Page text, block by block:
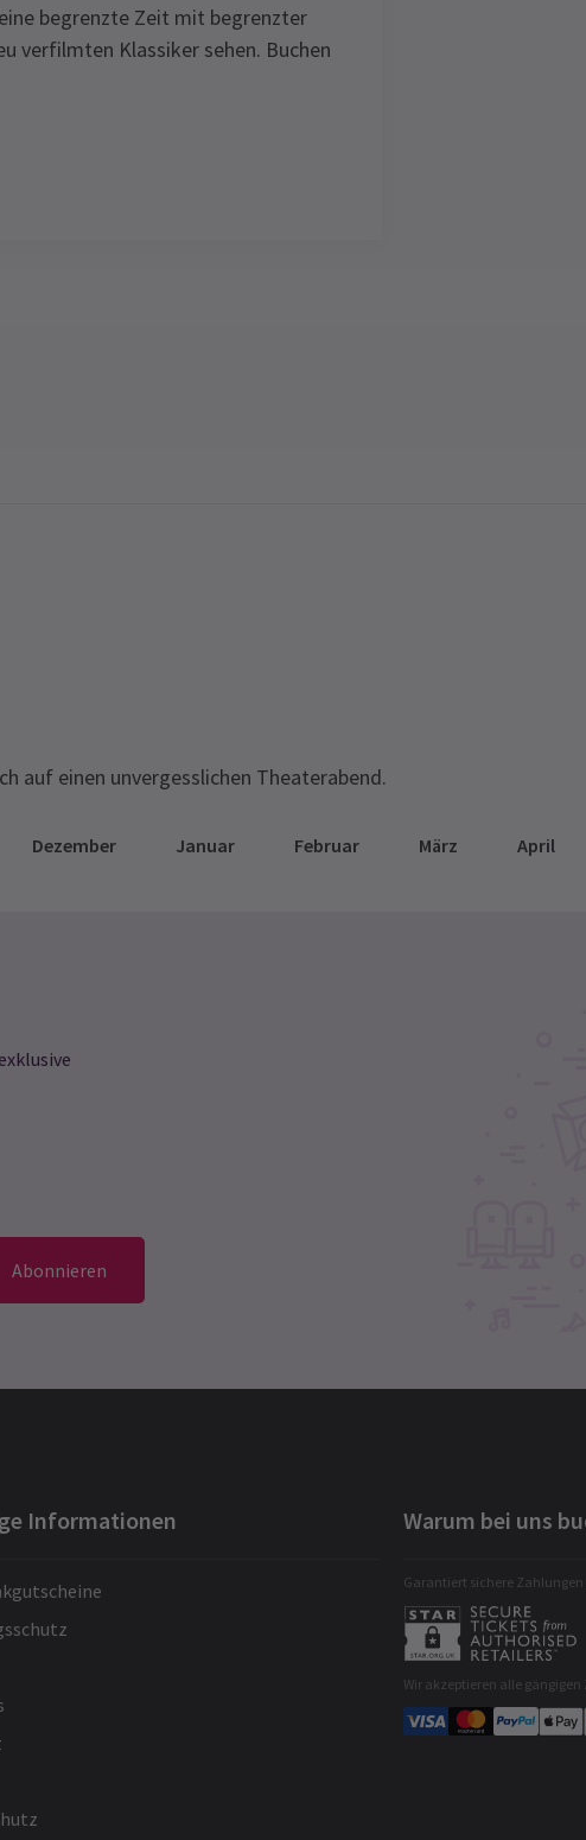
begrenzte Zeit mit begrenzter
verfilmten Klassiker sehen. Buchen
auf einen unvergesslichen Theaterabend.
Dezember Januar Februar März April
Abonnieren
Informationen Warum bei uns
Garantiert sichere
Wir akzeptieren alle